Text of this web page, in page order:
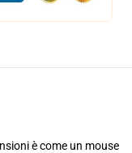
è come un mouse